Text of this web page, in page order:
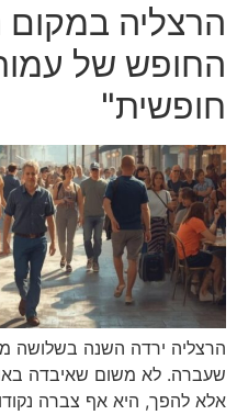
הרצליה
החופש של
חופשית"
הרצליה ירדה השנה בשלושה
שעברה. לא משום שאיבדה
אלא להפך, היא אף צברה